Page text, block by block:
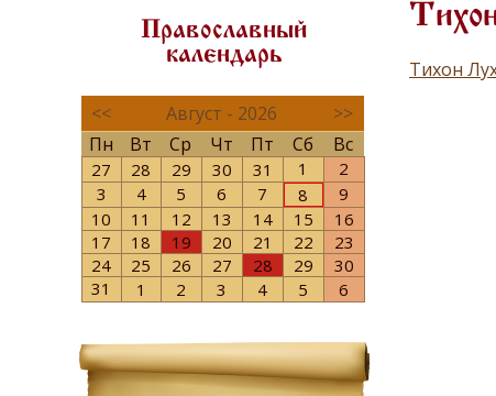
Православный
календарь
<< Август - 2026
>>
Пн
Вт Ср Чт Пт Сб Вс
27 28 29 30 31 1
2
3
4 5 6 7 8
9
10
11 12 13 14 15
16
17
18 19 20 21 22
23
24
25 26 27 28 29
30
31
1 2 3 4 5 6
Тихон